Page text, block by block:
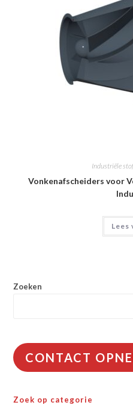
Industriële
Vonkenafscheiders voor
Lees
Zoeken
CONTACT
Zoek op categorie